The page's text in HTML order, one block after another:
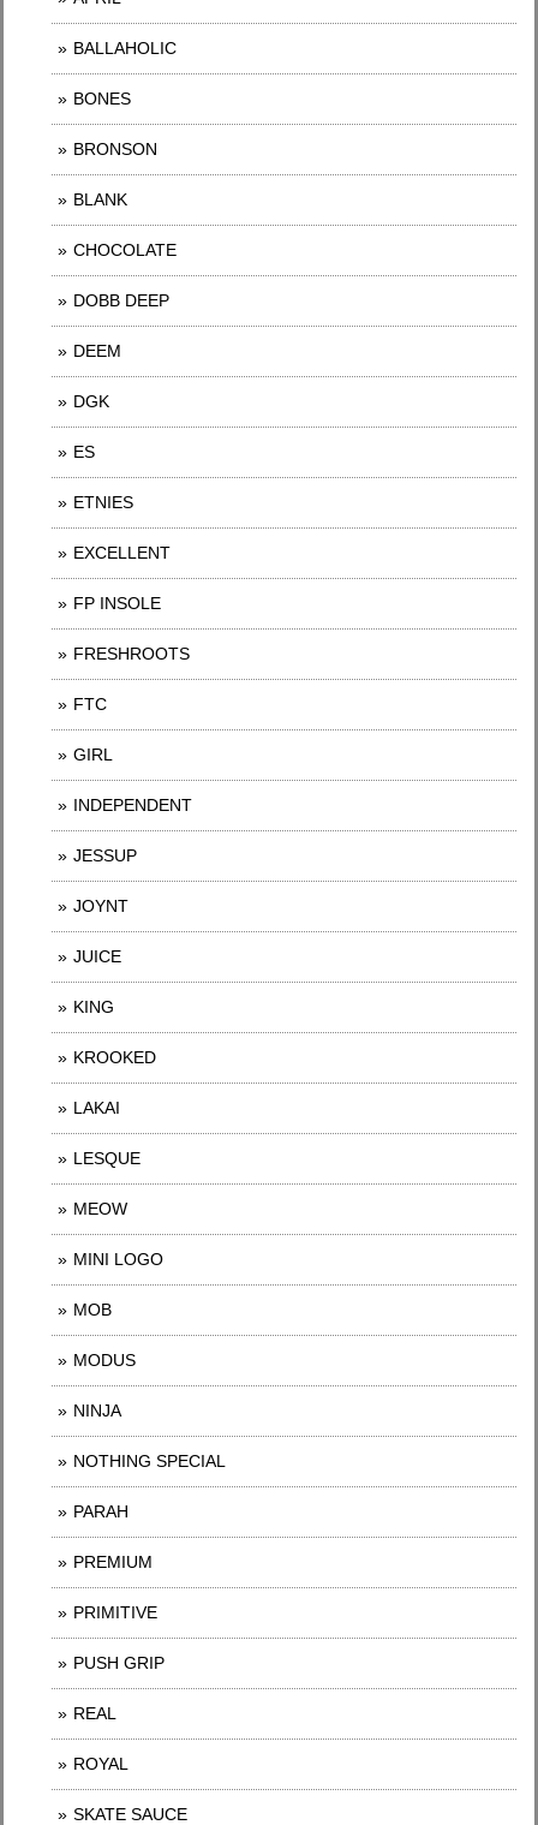
BALLAHOLIC
BONES
BRONSON
BLANK
CHOCOLATE
DOBB DEEP
DEEM
DGK
ES
ETNIES
EXCELLENT
FP INSOLE
FRESHROOTS
FTC
GIRL
INDEPENDENT
JESSUP
JOYNT
JUICE
KING
KROOKED
LAKAI
LESQUE
MEOW
MINI LOGO
MOB
MODUS
NINJA
NOTHING SPECIAL
PARAH
PREMIUM
PRIMITIVE
PUSH GRIP
REAL
ROYAL
SKATE SAUCE